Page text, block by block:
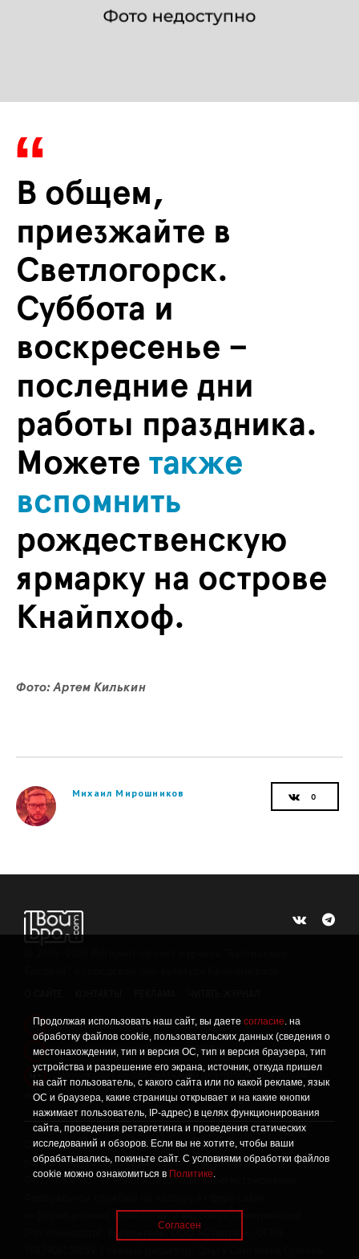
Продолжая использовать наш сайт, вы даете согласие. на
обработку файлов cookie, пользовательских данных (сведения о
местонахождении, тип и версия ОС, тип и версия браузера, тип
устройства и разрешение его экрана, источник, откуда пришел
на сайт пользователь, с какого сайта или по какой рекламе, язык
ОС и браузера, какие страницы открывает и на какие кнопки
нажимает пользователь, IP-адрес) в целях функционирования
сайта, проведения ретаргетинга и проведения статических
исследований и обзоров. Если вы не хотите, чтобы ваши
обрабатывались, покиньте сайт. С условиями обработки файлов
cookie можно ознакомиться в Политике.
Согласен
В общем,
приезжайте в
Светлогорск.
Суббота и
воскресенье –
последние дни
работы праздника.
Можете также
вспомнить
рождественскую
ярмарку на острове
Кнайпхоф.
Фото: Артем Килькин
Михаил Мирошников
! Политика конфиденциальности
! Информация о проведении СОУТ
Данный сайт не предназначен для просмотра лицам
младше 16 лет.
Сетевое издание «Твой Бро», реестровая запись о
регистрации средства массовой информации: серия Эл №
ФС77-86309 от 17 ноября 2023 года, зарегистрировано